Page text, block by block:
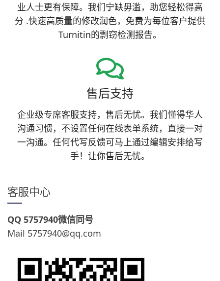
业人士更有保障。我们宁缺毋滥，助您轻松得高
分 .快速高质量的修改润色，免费为每位客户提供
Turnitin的剽窃检测报告。
售后支持
企业级专席客服支持，售后无忧。我们懂得华人
沟通习惯，不设置任何在线表单系统，直接一对
一沟通。任何代写反馈可马上通过编辑安排给写
手！让你售后无忧。
客服中心
QQ 5757940微信同号
Mail 5757940@qq.com